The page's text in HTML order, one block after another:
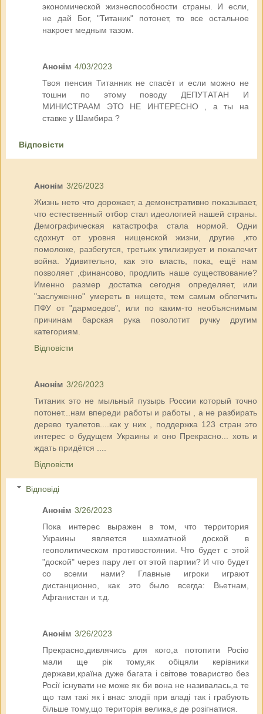
экономической жизнеспособности страны. И если,
не дай Бог, "Титаник" потонет, то все остальное
накроет медным тазом.
Анонім 4/03/2023
Твоя пенсия Титанник не спасёт и если можно не
тошни по этому поводу ДЕПУТАТАН И
МИНИСТРААМ ЭТО НЕ ИНТЕРЕСНО , а ты на
ставке у Шамбира ?
Відповісти
Анонім 3/26/2023
Жизнь нето что дорожает, а демонстративно показывает,
что естественный отбор стал идеологией нашей страны.
Демографическая катастрофа стала нормой. Одни
сдохнут от уровня нищенской жизни, другие ,кто
помоложе, разбегутся, третьих утилизирует и покалечит
война. Удивительно, как это власть, пока, ещё нам
позволяет ,финансово, продлить наше существование?
Именно размер достатка сегодня определяет, или
"заслуженно" умереть в нищете, тем самым облегчить
ПФУ от "дармоедов", или по каким-то необъяснимым
причинам барская рука позолотит ручку другим
категориям.
Відповісти
Анонім 3/26/2023
Титаник это не мыльный пузырь России который точно
потонет...нам впереди работы и работы , а не разбирать
дерево туалетов....как у них , поддержка 123 стран это
интерес о будущем Украины и оно Прекрасно... хоть и
ждать придётся ....
Відповісти
Відповіді
Анонім 3/26/2023
Пока интерес выражен в том, что территория
Украины является шахматной доской в
геополитическом противостоянии. Что будет с этой
"доской" через пару лет от этой партии? И что будет
со всеми нами? Главные игроки играют
дистанционно, как это было всегда: Вьетнам,
Афганистан и т.д.
Анонім 3/26/2023
Прекрасно,дивлячись для кого,а потопити Росію
мали ще рік тому,як обіцяли керівники
держави,країна дуже багата і світове товариство без
Росії існувати не може як би вона не називалась,а те
що там такі як і внас злодії при владі так і грабують
більше тому,що територія велика,є де розігнатися.